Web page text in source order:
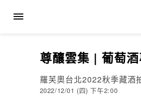
尊釀雲集 | 葡萄
羅芙奧台北2022秋季藏酒
2022/12/01 (四) 下午2:00